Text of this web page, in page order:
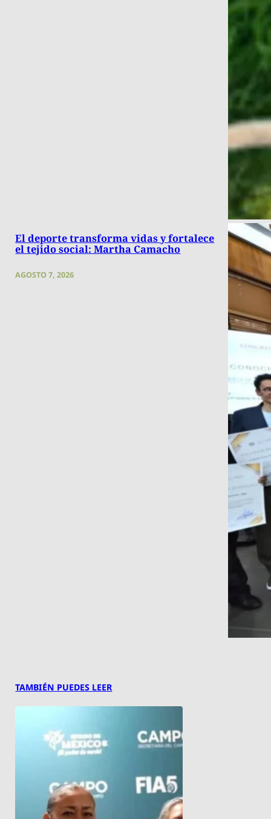
El deporte transforma vidas y fortalece
el tejido social: Martha Camacho
AGOSTO 7, 2026
TAMBIÉN PUEDES LEER